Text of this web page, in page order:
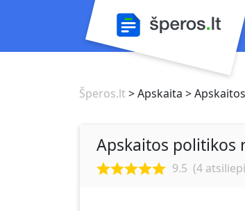
Šperos.lt> Apskaita >
Apskaitos politikos
9.5 (4